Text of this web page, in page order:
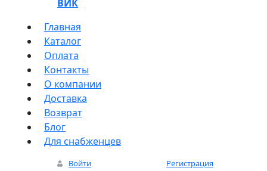
ВИК
Главная
Каталог
Оплата
Контакты
О компании
Доставка
Возврат
Блог
Для снабженцев
Войти Регистрация